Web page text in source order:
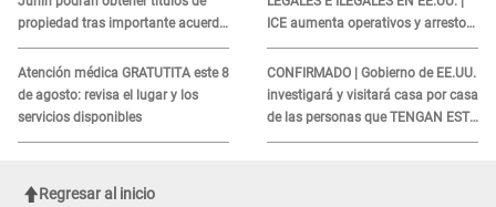
propiedad tras importante acuerdo
de Cofopri
Atención médica GRATUTITA este 8
de agosto: revisa el lugar y los
servicios disponibles
ICE aumenta operativos y arrestos
a extranjeros en aeropuertos
CONFIRMADO | Gobierno de EE.UU.
investigará y visitará casa por casa
de las personas que TENGAN ESTE
TRABAJO
Regresar al inicio